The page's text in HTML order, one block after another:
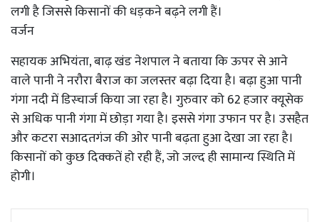
लगी है जिससे किसानों की धड़कने बढ़ने लगी हैं।
वर्जन
सहायक अभियंता, बाढ़ खंड नेशपाल ने बताया कि ऊपर से आने
वाले पानी ने नरौरा बैराज का जलस्तर बढ़ा दिया है। बढ़ा हुआ पानी
गंगा नदी में डिस्चार्ज किया जा रहा है। गुरुवार को 62 हजार क्यूसेक
से अधिक पानी गंगा में छोड़ा गया है। इससे गंगा उफान पर है। उसहैत
और कटरा सआदतगंज की ओर पानी बढ़ता हुआ देखा जा रहा है।
किसानों को कुछ दिक्कतें हो रही हैं, जो जल्द ही सामान्य स्थिति में
होगी।